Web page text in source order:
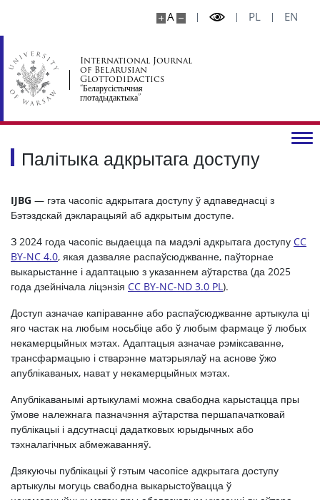
A PL EN
International Journal
of Belarusian
Glottodidactics
“Беларусістычная
глотадыдактыка”
Палітыка адкрытага доступу
IJBG — гэта часопіс адкрытага доступу ў адпаведнасці з
Бэтэздскай дэкларацыяй аб адкрытым доступе.
З 2024 года часопіс выдаецца па мадэлі адкрытага доступу CC
BY-NC 4.0, якая дазваляе распаўсюджванне, паўторнае
выкарыстанне і адаптацыю з указаннем аўтарства (да 2025
года дзейнічала ліцэнзія CC BY-NC-ND 3.0 PL).
Доступ азначае капіраванне або распаўсюджванне артыкула ці
яго частак на любым носьбіце або ў любым фармаце ў любых
некамерцыйных мэтах. Адаптацыя азначае рэміксаванне,
трансфармацыю і стварэнне матэрыялаў на аснове ўжо
апублікаваных, нават у некамерцыйных мэтах.
Апублікаванымі артыкуламі можна свабодна карыстацца пры
ўмове належнага пазначэння аўтарства першапачатковай
публікацыі і адсутнасці дадатковых юрыдычных або
тэхналагічных абмежаванняў.
Дзякуючы публікацыі ў гэтым часопісе адкрытага доступу
артыкулы могуць свабодна выкарыстоўвацца ў